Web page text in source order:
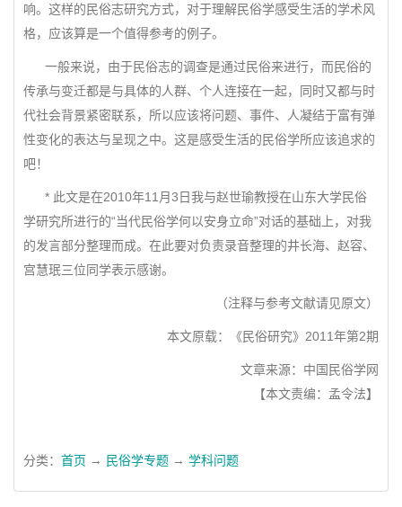
响。这样的民俗志研究方式，对于理解民俗学感受生活的学术风
格，应该算是一个值得参考的例子。
一般来说，由于民俗志的调查是通过民俗来进行，而民俗的
传承与变迁都是与具体的人群、个人连接在一起，同时又都与时
代社会背景紧密联系，所以应该将问题、事件、人凝结于富有弹
性变化的表达与呈现之中。这是感受生活的民俗学所应该追求的
吧！
* 此文是在2010年11月3日我与赵世瑜教授在山东大学民俗
学研究所进行的“当代民俗学何以安身立命”对话的基础上，对我
的发言部分整理而成。在此要对负责录音整理的井长海、赵容、
宫慧珉三位同学表示感谢。
（注释与参考文献请见原文）
本文原载：《民俗研究》2011年第2期
文章来源：中国民俗学网
【本文责编：孟令法】
分类： 首页 → 民俗学专题 → 学科问题